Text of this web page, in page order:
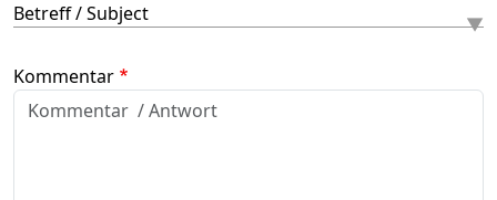
Betreff / Subject
Kommentar